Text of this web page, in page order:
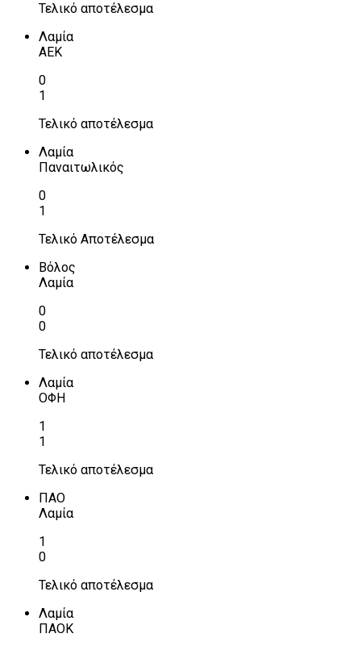
Τελικό αποτέλεσμα
Λαμία
ΑΕΚ
0
1
Τελικό αποτέλεσμα
Λαμία
Παναιτωλικός
0
1
Τελικό Αποτέλεσμα
Βόλος
Λαμία
0
0
Τελικό αποτέλεσμα
Λαμία
ΟΦΗ
1
1
Τελικό αποτέλεσμα
ΠΑΟ
Λαμία
1
0
Τελικό αποτέλεσμα
Λαμία
ΠΑΟΚ